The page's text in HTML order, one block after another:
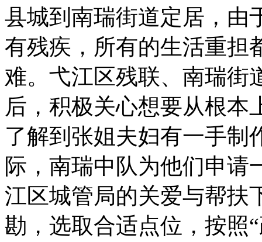
县城到南瑞街道定居，由
有残疾，所有的生活重担
难。弋江区残联、南瑞街
后，积极关心想要从根本
了解到张姐夫妇有一手制
际，南瑞中队为他们申请
江区城管局的关爱与帮扶
勘，选取合适点位，按照